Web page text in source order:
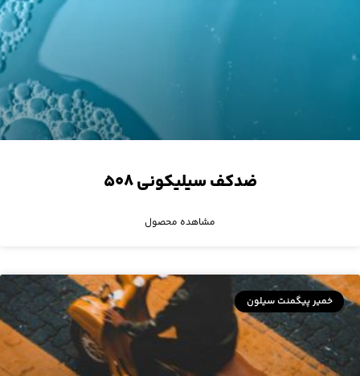
ضدکف سیلیکونی ۵۰۸
مشاهده محصول
خمیر پیگمنت سیلون